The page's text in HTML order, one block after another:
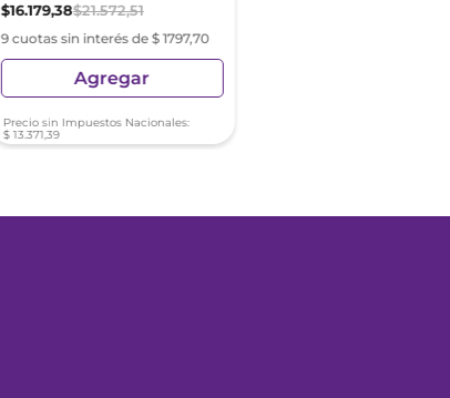
$16.179,38$21.572,51
9 cuotas sin interés de $ 1797,70
Agregar
Precio sin Impuestos Nacionales:
$ 13.371,39